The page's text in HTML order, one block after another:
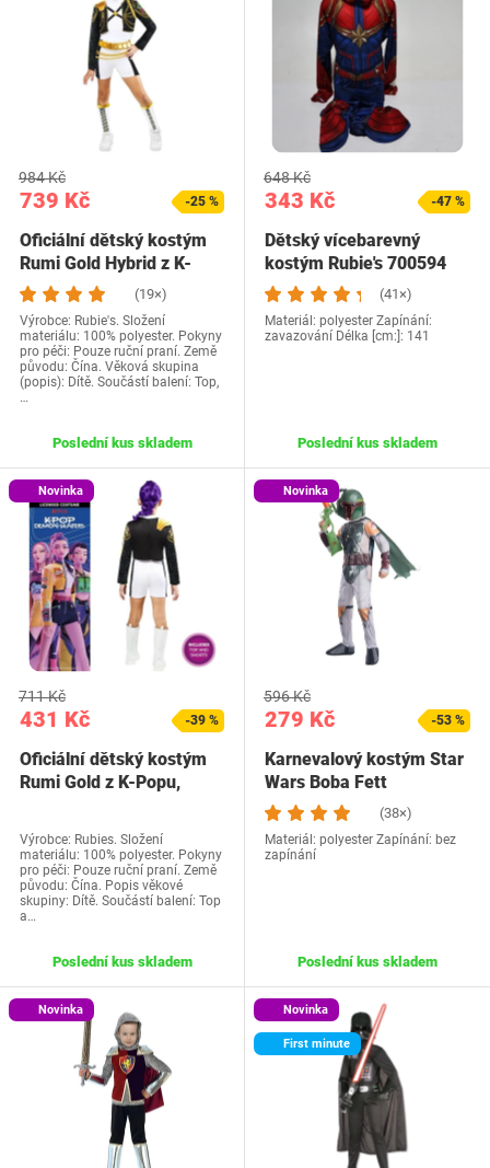
739 Kč
984 Kč
-25 %
Oficiální dětský kostým
Rumi Gold Hybrid z K-
Popu pro…
(19×)
Výrobce: Rubie's. Složení
materiálu: 100% polyester. Pokyny
pro péči: Pouze ruční praní. Země
původu: Čína. Věková skupina
(popis): Dítě. Součástí balení: Top,
…
Poslední kus skladem
343 Kč
648 Kč
-47 %
Dětský vícebarevný
kostým Rubie's 700594
(41×)
Materiál: polyester Zapínání:
zavazování Délka [cm:]: 141
Poslední kus skladem
Novinka
431 Kč
711 Kč
-39 %
Oficiální dětský kostým
Rumi Gold z K-Popu,
Výrobce: Rubies. Složení
materiálu: 100% polyester. Pokyny
pro péči: Pouze ruční praní. Země
původu: Čína. Popis věkové
skupiny: Dítě. Součástí balení: Top
a…
Poslední kus skladem
Novinka
279 Kč
596 Kč
-53 %
Karnevalový kostým Star
Wars Boba Fett
(38×)
Materiál: polyester Zapínání: bez
zapínání
Poslední kus skladem
Novinka Novinka
First minute